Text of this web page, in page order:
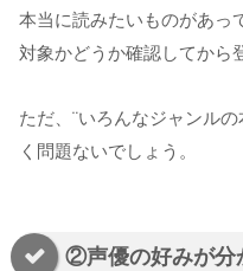
本当に読みたいものがあっ
対象かどうか確認してから
ただ、¨いろんなジャンル
く問題ないでしょう。
②声優の好みが分